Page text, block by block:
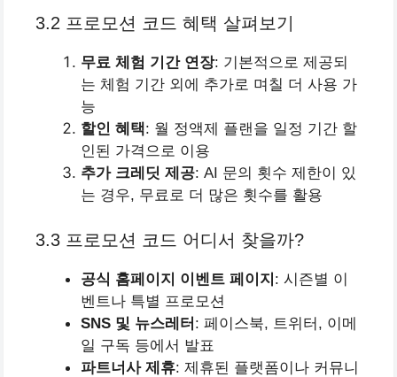
3.2 프로모션 코드 혜택 살펴보기
무료 체험 기간 연장: 기본적으로 제공되
는 체험 기간 외에 추가로 며칠 더 사용 가
능
할인 혜택: 월 정액제 플랜을 일정 기간 할
인된 가격으로 이용
추가 크레딧 제공: AI 문의 횟수 제한이 있
는 경우, 무료로 더 많은 횟수를 활용
3.3 프로모션 코드 어디서 찾을까?
공식 홈페이지 이벤트 페이지 : 시즌별 이
벤트나 특별 프로모션
SNS 및 뉴스레터 : 페이스북, 트위터, 이메
일 구독 등에서 발표
파트너사 제휴: 제휴된 플랫폼이나 커뮤니